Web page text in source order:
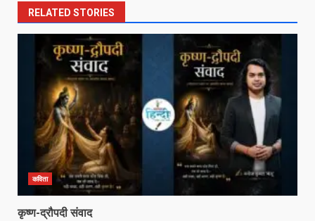
RELATED STORIES
कविता
कृष्ण-द्रौपदी संवाद